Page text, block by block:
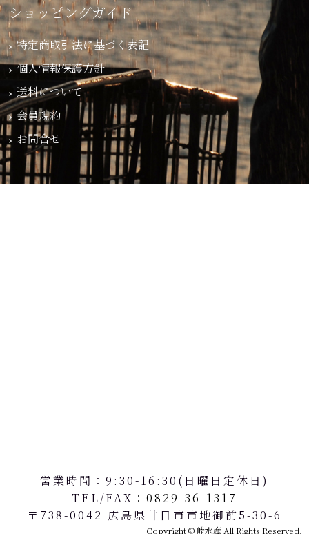
ショッピングガイド
特定商取引法に基づく表記
個人情報保護方針
送料について
会員規約
お問合せ
営業時間：9:30-16:30(日曜日定休日)
TEL/FAX ：0829-36-1317
〒738-0042 広島県廿日市市地御前5-30-6
Copyright © 峠水産 All Rights Reserved.